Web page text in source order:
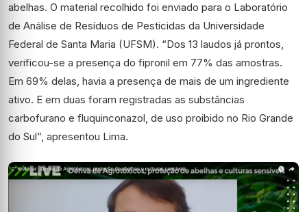
abelhas. O material recolhido foi enviado para o Laboratório
de Análise de Resíduos de Pesticidas da Universidade
Federal de Santa Maria (UFSM). “Dos 13 laudos já prontos,
verificou-se a presença do fipronil em 77% das amostras.
Em 69% delas, havia a presença de mais de um ingrediente
ativo. E em duas foram registradas as substâncias
carbofurano e fluquinconazol, de uso proibido no Rio Grande
do Sul”, apresentou Lima.